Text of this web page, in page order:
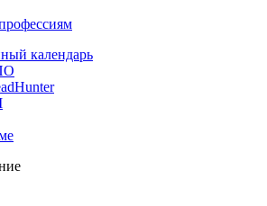
календарь